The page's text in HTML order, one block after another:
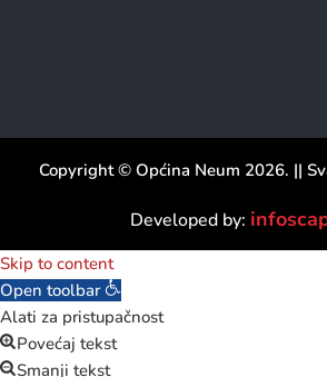
Copyright © Općina Neum 2026. ||
Developed by:
Skip to content
Open toolbar
Alati za pristupačnost
Povećaj tekst
Smanji tekst